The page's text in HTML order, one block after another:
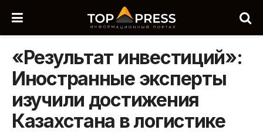
«Результат инвестиций»:
Иностранные эксперты
изучили достижения
Казахстана в логистике